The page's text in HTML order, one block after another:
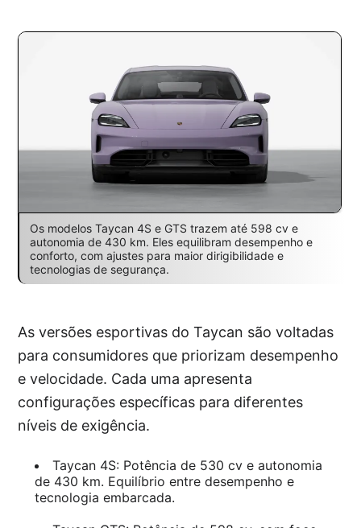
Os modelos Taycan 4S e GTS trazem até 598 cv e
autonomia de 430 km. Eles equilibram desempenho e
conforto, com ajustes para maior dirigibilidade e
tecnologias de segurança.
As versões esportivas do Taycan são voltadas
para consumidores que priorizam desempenho
e velocidade. Cada uma apresenta
configurações específicas para diferentes
níveis de exigência.
Taycan 4S: Potência de 530 cv e autonomia
de 430 km. Equilíbrio entre desempenho e
tecnologia embarcada.